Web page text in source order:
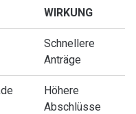
WIRKUNG
Schnellere
Anträge
Höhere
Abschlüsse